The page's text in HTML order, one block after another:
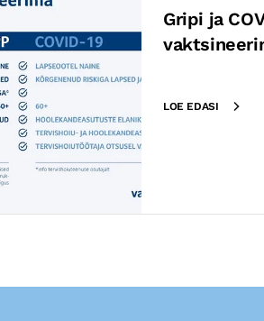
Gripi ja
LOE EDASI